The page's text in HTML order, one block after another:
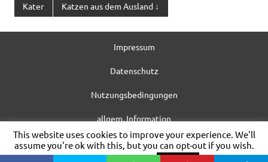
Kater Katzen aus dem Ausland ↓
Impressum
Datenschutz
Nutzungsbedingungen
allgem. Information
WordPress-Theme: Dynamic News von ThemeZee.
This website uses cookies to improve your experience. We'll
assume you're ok with this, but you can opt-out if you wish.